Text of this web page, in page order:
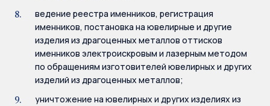
ведение реестра именников, регистрация
именников, постановка на ювелирные и другие
изделия из драгоценных металлов оттисков
именников электроискровым и лазерным методом
по обращениям изготовителей ювелирных и других
изделий из драгоценных металлов;
уничтожение на ювелирных и других изделиях из